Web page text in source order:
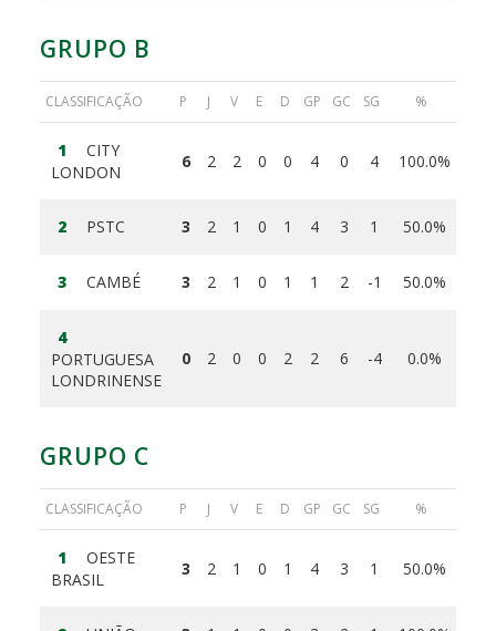
GRUPO B
CLASSIFICAÇÃO P J V E D GP GC SG %
1
CITY
LONDON
6 2 2 0 0 4 0 4 100.0%
2 PSTC 3 2 1 0 1 4 3 1 50.0%
3 CAMBÉ 3 2 1 0 1 1 2 -1 50.0%
4
PORTUGUESA
LONDRINENSE
0 2 0 0 2 2 6 -4 0.0%
GRUPO C
CLASSIFICAÇÃO P J V E D GP GC SG %
1
OESTE
BRASIL
3 2 1 0 1 4 3 1 50.0%